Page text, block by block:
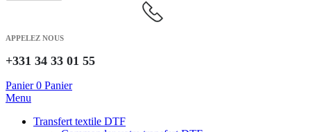
APPELEZ NOUS
+331 34 33 01 55
Panier 0 Panier
Menu
Transfert textile DTF